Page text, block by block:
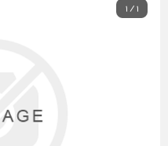
1/1